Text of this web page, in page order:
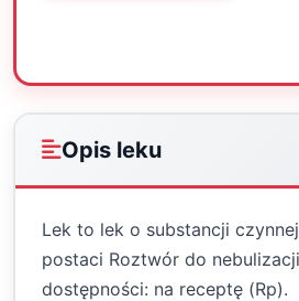
Opis leku
Lek to lek o substancji
postaci Roztwór do
dostępności: na receptę (Rp).